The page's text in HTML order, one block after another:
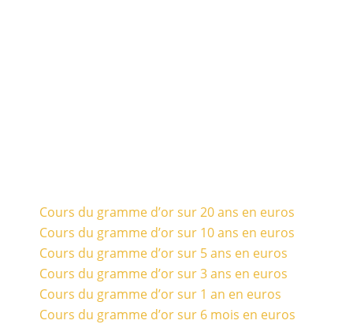
Cours du gramme d’or sur 20 ans en euros
Cours du gramme d’or sur 10 ans en euros
Cours du gramme d’or sur 5 ans en euros
Cours du gramme d’or sur 3 ans en euros
Cours du gramme d’or sur 1 an en euros
Cours du gramme d’or sur 6 mois en euros